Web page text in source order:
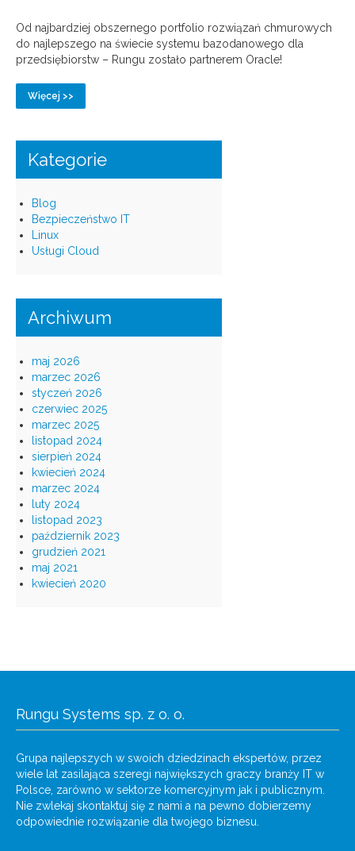
Od najbardziej obszernego portfolio rozwiązań chmurowych
do najlepszego na świecie systemu bazodanowego dla
przedsiębiorstw – Rungu zostało partnerem Oracle!
Więcej >>
Kategorie
Blog
Bezpieczeństwo IT
Linux
Usługi Cloud
Archiwum
maj 2026
marzec 2026
styczeń 2026
czerwiec 2025
marzec 2025
listopad 2024
sierpień 2024
kwiecień 2024
marzec 2024
luty 2024
listopad 2023
październik 2023
grudzień 2021
maj 2021
kwiecień 2020
Rungu Systems sp. z o. o.
Grupa najlepszych w swoich dziedzinach ekspertów, przez
wiele lat zasilająca szeregi największych graczy branży IT w
Polsce, zarówno w sektorze komercyjnym jak i publicznym.
Nie zwlekaj skontaktuj się z nami a na pewno dobierzemy
odpowiednie rozwiązanie dla twojego biznesu.